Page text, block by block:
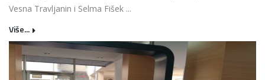
Vesna Travljanin i Selma Fišek ...
Više...